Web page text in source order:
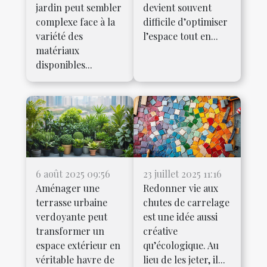
jardin peut sembler
complexe face à la
variété des
matériaux
disponibles...
devient souvent
difficile d’optimiser
l’espace tout en...
6 août 2025 09:56
Aménager une
terrasse urbaine
verdoyante peut
transformer un
espace extérieur en
véritable havre de
23 juillet 2025 11:16
Redonner vie aux
chutes de carrelage
est une idée aussi
créative
qu’écologique. Au
lieu de les jeter, il...